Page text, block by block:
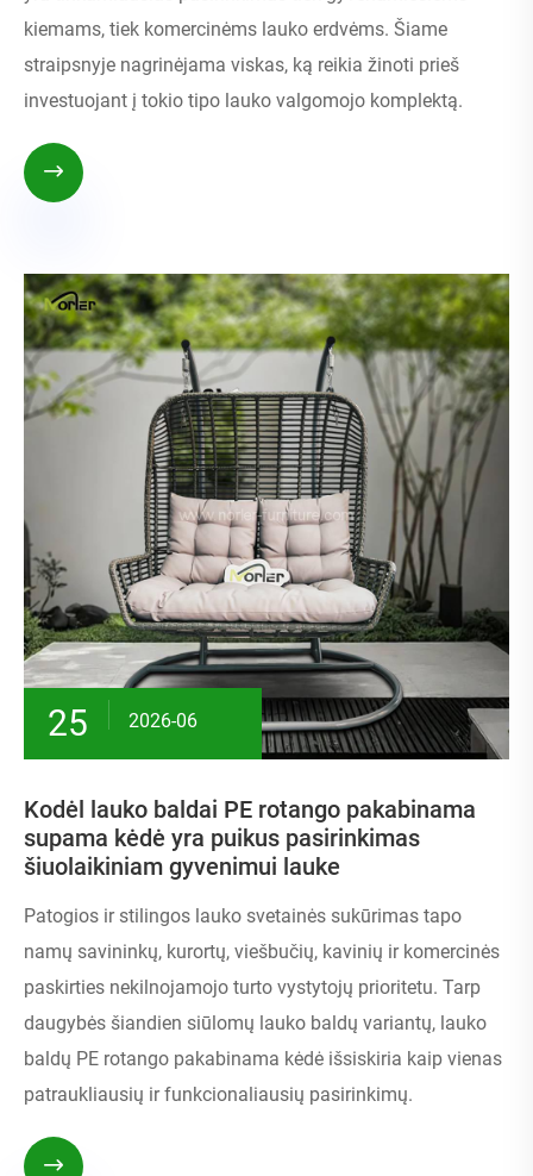
kiemams, tiek komercinėms lauko erdvėms. Šiame
straipsnyje nagrinėjama viskas, ką reikia žinoti prieš
investuojant į tokio tipo lauko valgomojo komplektą.

25 2026-06
Kodėl lauko baldai PE rotango pakabinama
supama kėdė yra puikus pasirinkimas
šiuolaikiniam gyvenimui lauke
Patogios ir stilingos lauko svetainės sukūrimas tapo
namų savininkų, kurortų, viešbučių, kavinių ir komercinės
paskirties nekilnojamojo turto vystytojų prioritetu. Tarp
daugybės šiandien siūlomų lauko baldų variantų, lauko
baldų PE rotango pakabinama kėdė išsiskiria kaip vienas
patraukliausių ir funkcionaliausių pasirinkimų.
